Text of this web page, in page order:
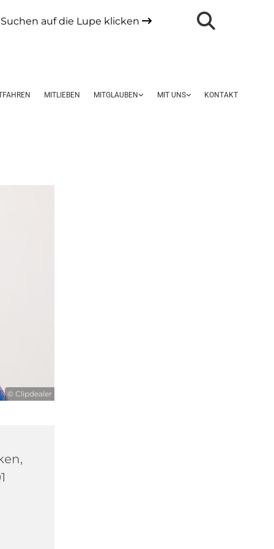
auf die Lupe klicken 
MITLIEBEN MITGLAUBEN MIT UNS KONTAKT
© Clipdealer